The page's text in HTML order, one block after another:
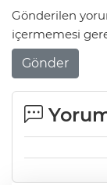
Gönderilen
içermemesi
Gönder